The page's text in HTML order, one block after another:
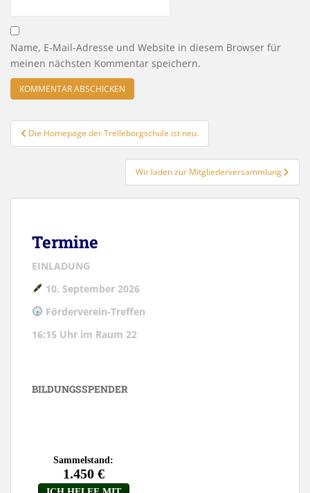
Name, E-Mail-Adresse und Website in diesem Browser für
meinen nächsten Kommentar speichern.
Beitragsnavigation
Die Homepage der Trelleborgschule ist neu.
Wir laden zur Mitgliederversammlung
Termine
EINLADUNG
10. September 2026
Förderverein-Treffen
16:15 Uhr im Raum 22
BILDUNGSSPENDER